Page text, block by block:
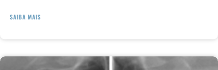
SAIBA MAIS